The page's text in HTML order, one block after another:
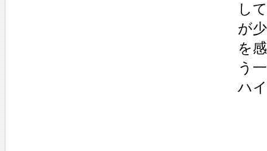
し
が
を
う
ハ